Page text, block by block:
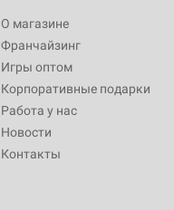
О магазине
Франчайзинг
Игры оптом
Корпоративные подарки
Работа у нас
Новости
Контакты